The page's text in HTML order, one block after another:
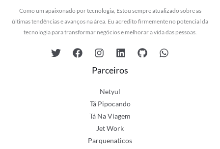
Como um apaixonado por tecnologia, Estou sempre atualizado sobre as
últimas tendências e avanços na área. Eu acredito firmemente no potencial da
tecnologia para transformar negócios e melhorar a vida das pessoas.
Parceiros
Netyul
Tá Pipocando
Tá Na Viagem
Jet Work
Parquenaticos